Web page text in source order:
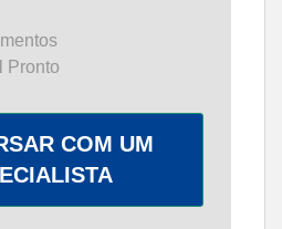
Pronto
COM UM